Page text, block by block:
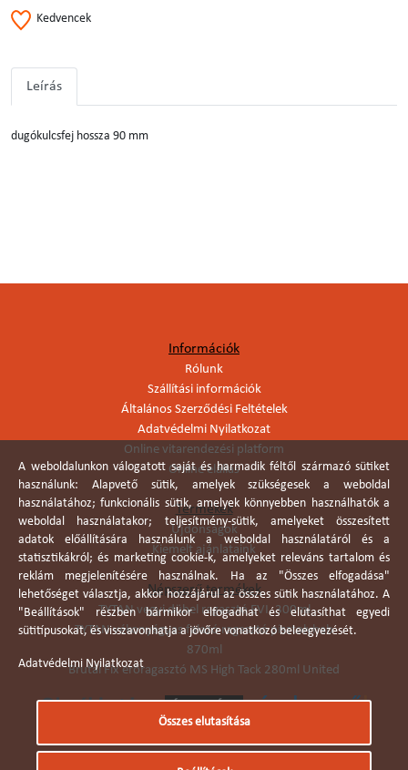
Kedvencek
Leírás
dugókulcsfej hossza 90 mm
Információk
Rólunk
Szállítási információk
Általános Szerződési Feltételek
Adatvédelmi Nyilatkozat
Online vitarendezési platform
Online elállás
Termékek
Újdonságok
Kiemelt ajánlataink
Népszerű termékek
TYTAN vegyi dübel ragasztó EVI. 300ml
TYTAN vékonyágyas falazó ragasztó pisztolyhab
870ml
Brutál Fix erőragasztó MS High Tack 280ml United
A weboldalunkon válogatott saját és harmadik féltől származó sütiket
használunk: Alapvető sütik, amelyek szükségesek a weboldal
használatához; funkcionális sütik, amelyek könnyebben használhatók a
weboldal használatakor; teljesítmény-sütik, amelyeket összesített
adatok előállítására használunk a weboldal használatáról és a
statisztikákról; és marketing cookie-k, amelyeket releváns tartalom és
reklám megjelenítésére használnak. Ha az "Összes elfogadása"
lehetőséget választja, akkor hozzájárul az összes sütik használatához. A
"Beállítások" részben bármikor elfogadhat és elutasíthat egyedi
sütitípusokat, és visszavonhatja a jövőre vonatkozó beleegyezését.
Adatvédelmi Nyilatkozat
Összes elutasítása